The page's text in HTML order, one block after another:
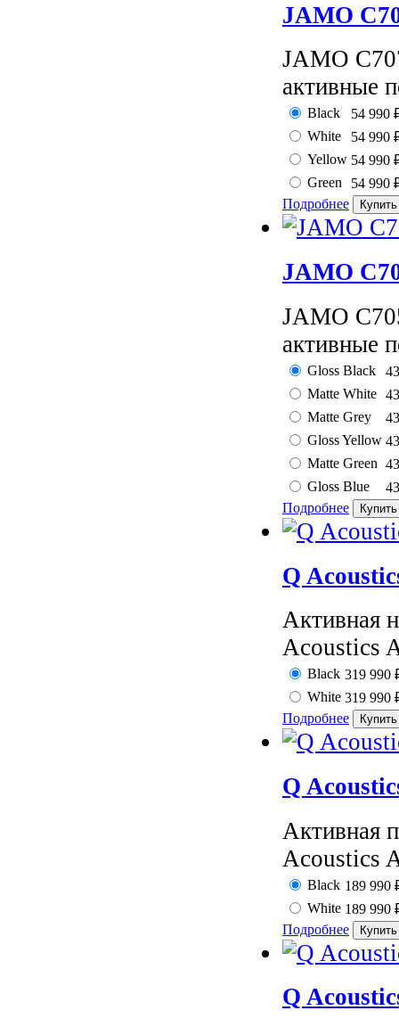
JAMO
JAMO
активные
Black 54 990
White
54 990
Yellow 54 990
Green
54 990
Подробнее
JAMO
JAMO
активные
Gloss Black
Matte White
Matte Grey
Gloss Yellow
Matte Green
Gloss Blue
Подробнее
Q
Активная
Acoustics
Black 319 990
White 319 990
Подробнее
Q
Активная
Acoustics
Black 189 990
White 189 990
Подробнее
Q